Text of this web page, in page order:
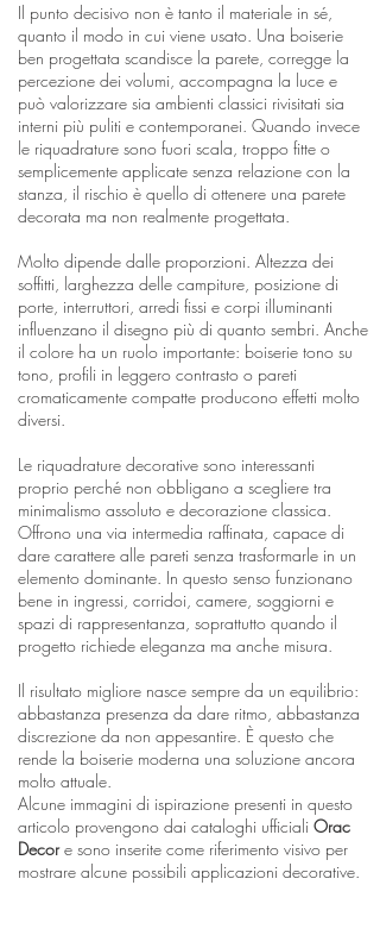
Il punto decisivo non è tanto il materiale in sé,
quanto il modo in cui viene usato. Una boiserie
ben progettata scandisce la parete, corregge la
percezione dei volumi, accompagna la luce e
può valorizzare sia ambienti classici rivisitati sia
interni più puliti e contemporanei. Quando invece
le riquadrature sono fuori scala, troppo fitte o
semplicemente applicate senza relazione con la
stanza, il rischio è quello di ottenere una parete
decorata ma non realmente progettata.
Molto dipende dalle proporzioni. Altezza dei
soffitti, larghezza delle campiture, posizione di
porte, interruttori, arredi fissi e corpi illuminanti
influenzano il disegno più di quanto sembri. Anche
il colore ha un ruolo importante: boiserie tono su
tono, profili in leggero contrasto o pareti
cromaticamente compatte producono effetti molto
diversi.
Le riquadrature decorative sono interessanti
proprio perché non obbligano a scegliere tra
minimalismo assoluto e decorazione classica.
Offrono una via intermedia raffinata, capace di
dare carattere alle pareti senza trasformarle in un
elemento dominante. In questo senso funzionano
bene in ingressi, corridoi, camere, soggiorni e
spazi di rappresentanza, soprattutto quando il
progetto richiede eleganza ma anche misura.
Il risultato migliore nasce sempre da un equilibrio:
abbastanza presenza da dare ritmo, abbastanza
discrezione da non appesantire. È questo che
rende la boiserie moderna una soluzione ancora
molto attuale.
Alcune immagini di ispirazione presenti in questo
articolo provengono dai cataloghi ufficiali Orac
Decore sono inserite come riferimento visivo per
mostrare alcune possibili applicazioni decorative.